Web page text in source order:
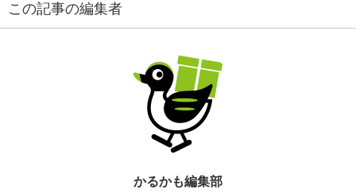
この記事の編集者
かるかも編集部